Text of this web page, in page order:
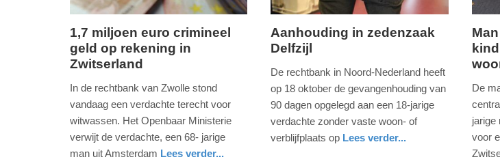
04-
2025
09:10
donderdag,
31.
1,7 miljoen euro crimineel
geld op rekening in
Zwitserland
In de rechtbank van Zwolle stond
vandaag een verdachte terecht voor
witwassen. Het Openbaar Ministerie
verwijt de verdachte, een 68- jarige
man uit Amsterdam Lees verder...
dinsdag,
2019
Aanhouding in zedenzaak
Delfzijl
De rechtbank in Noord-Nederland heeft
op 18 oktober de gevangenhouding van
90 dagen opgelegd aan een 18-jarige
verdachte zonder vaste woon- of
verblijfplaats op Lees verder...
30.
12:38
De
jarige
voor